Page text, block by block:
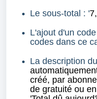
Le sous-total : '
L'ajout d'un
codes dans ce
La description
créé, par
de gratuité ou